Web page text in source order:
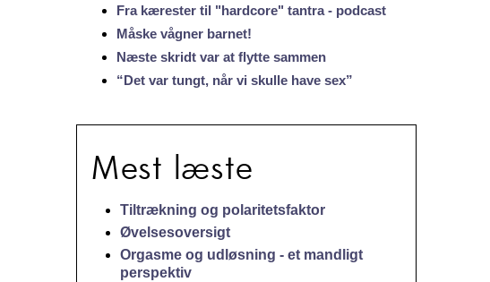
Fra kærester til "hardcore" tantra - podcast
Måske vågner barnet!
Næste skridt var at flytte sammen
“Det var tungt, når vi skulle have sex”
Mest læste
Tiltrækning og polaritetsfaktor
Øvelsesoversigt
Orgasme og udløsning - et mandligt
perspektiv